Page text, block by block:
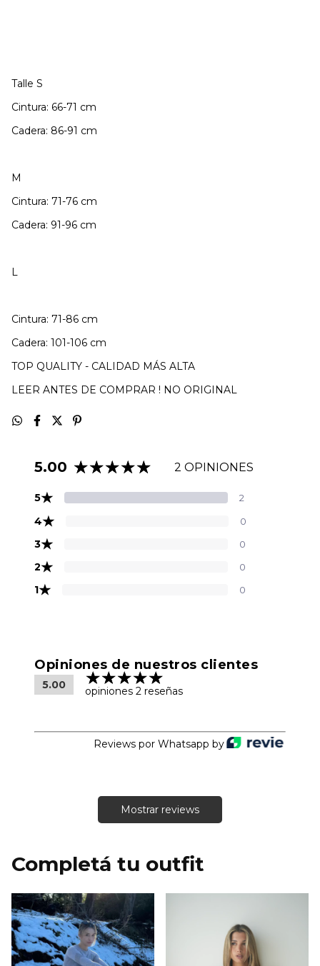
Talle S
Cintura: 66-71 cm
Cadera: 86-91 cm
M
Cintura: 71-76 cm
Cadera: 91-96 cm
L
Cintura: 71-86 cm
Cadera: 101-106 cm
TOP QUALITY - CALIDAD MÁS ALTA
LEER ANTES DE COMPRAR ! NO ORIGINAL
5.00 2 OPINIONES
5★ 2
4★ 0
3★ 0
2★ 0
1★ 0
Opiniones de nuestros clientes
5.00 opiniones 2 reseñas
Reviews por Whatsapp by
Mostrar reviews